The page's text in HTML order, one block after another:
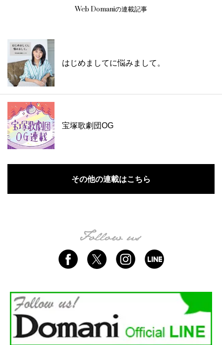
Web Domaniの連載記事
はじめましてに悩みまして。
宝塚歌劇団OG
その他の連載はこちら